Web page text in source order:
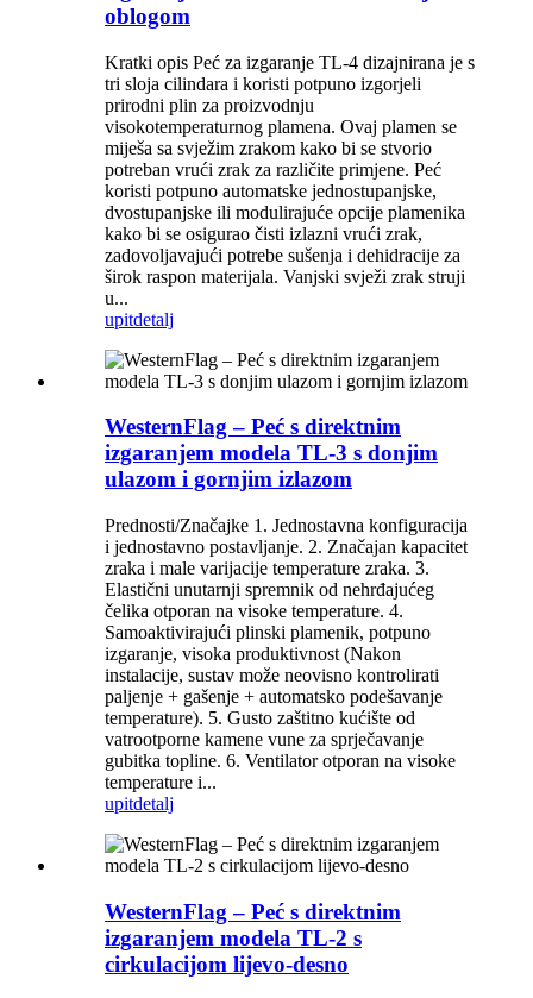
oblogom
Kratki opis Peć za izgaranje TL-4 dizajnirana je s
tri sloja cilindara i koristi potpuno izgorjeli
prirodni plin za proizvodnju
visokotemperaturnog plamena. Ovaj plamen se
miješa sa svježim zrakom kako bi se stvorio
potreban vrući zrak za različite primjene. Peć
koristi potpuno automatske jednostupanjske,
dvostupanjske ili modulirajuće opcije plamenika
kako bi se osigurao čisti izlazni vrući zrak,
zadovoljavajući potrebe sušenja i dehidracije za
širok raspon materijala. Vanjski svježi zrak struji
u...
upitdetalj
WesternFlag – Peć s direktnim
izgaranjem modela TL-3 s donjim
ulazom i gornjim izlazom
Prednosti/Značajke 1. Jednostavna konfiguracija
i jednostavno postavljanje. 2. Značajan kapacitet
zraka i male varijacije temperature zraka. 3.
Elastični unutarnji spremnik od nehrđajućeg
čelika otporan na visoke temperature. 4.
Samoaktivirajući plinski plamenik, potpuno
izgaranje, visoka produktivnost (Nakon
instalacije, sustav može neovisno kontrolirati
paljenje + gašenje + automatsko podešavanje
temperature). 5. Gusto zaštitno kućište od
vatrootporne kamene vune za sprječavanje
gubitka topline. 6. Ventilator otporan na visoke
temperature i...
upitdetalj
WesternFlag – Peć s direktnim
izgaranjem modela TL-2 s
cirkulacijom lijevo-desno